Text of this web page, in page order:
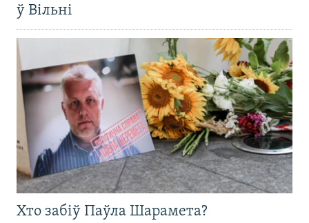
ў Вільні
Хто забіў Паўла Шарамета?